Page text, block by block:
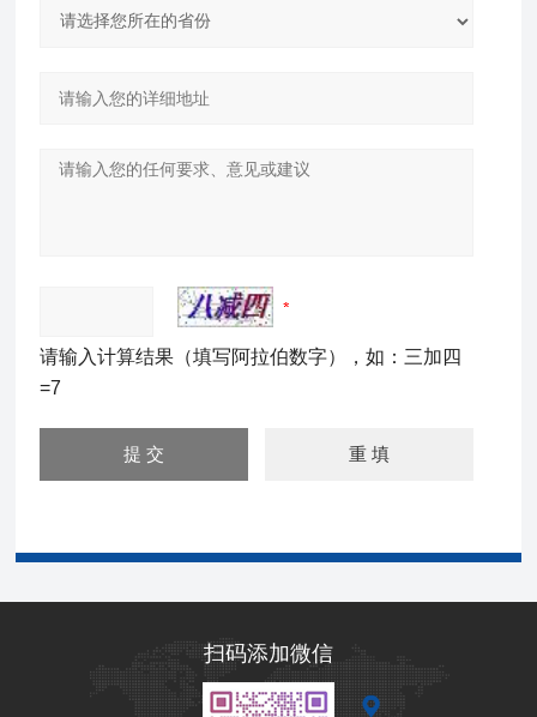
请输入计算结果（填写阿拉伯数字），如：三加四
=7
扫码添加微信